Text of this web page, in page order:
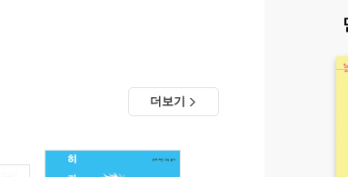
더보기